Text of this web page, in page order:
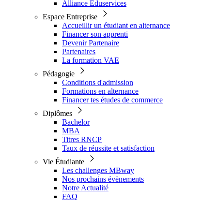
Alliance Eduservices
Espace Entreprise
Accueillir un étudiant en alternance
Financer son apprenti
Devenir Partenaire
Partenaires
La formation VAE
Pédagogie
Conditions d'admission
Formations en alternance
Financer tes études de commerce
Diplômes
Bachelor
MBA
Titres RNCP
Taux de réussite et satisfaction
Vie Étudiante
Les challenges MBway
Nos prochains évènements
Notre Actualité
FAQ